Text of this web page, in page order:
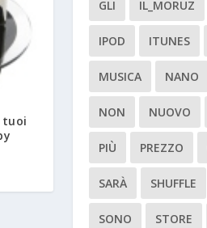
tuoi
GLI IL_MORUZ
IPOD ITUNES
MUSICA NANO
NON NUOVO
PIÙ PREZZO
SARÀ SHUFFLE
SONO STORE